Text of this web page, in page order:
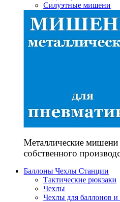
Силуэтные мишени
Металлические мишени
собственного
Баллоны Чехлы Станции
Тактические рюкзаки
Чехлы
Чехлы для баллонов